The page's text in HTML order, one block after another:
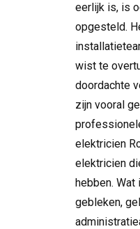
eerlijk is, is
opgesteld.
wist te
doordachte
zijn vooral
elektricien
elektricien
hebben. Wat
gebleken,